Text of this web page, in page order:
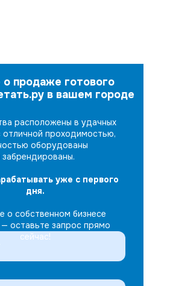
о продаже готового
в вашем городе
расположены в удачных
отличной проходимостью,
оборудованы
забрендированы.
уже с первого
дня.
о собственном бизнесе
— оставьте запрос прямо
сейчас!